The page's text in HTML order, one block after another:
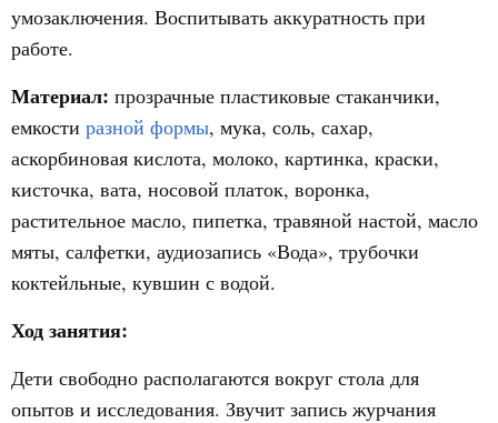
умозаключения. Воспитывать аккуратность при
работе.
Материал: прозрачные пластиковые стаканчики,
емкости разной формы, мука, соль, сахар,
аскорбиновая кислота, молоко, картинка, краски,
кисточка, вата, носовой платок, воронка,
растительное масло, пипетка, травяной настой, масло
мяты, салфетки, аудиозапись «Вода», трубочки
коктейльные, кувшин с водой.
Ход занятия:
Дети свободно располагаются вокруг стола для
опытов и исследования. Звучит запись журчания